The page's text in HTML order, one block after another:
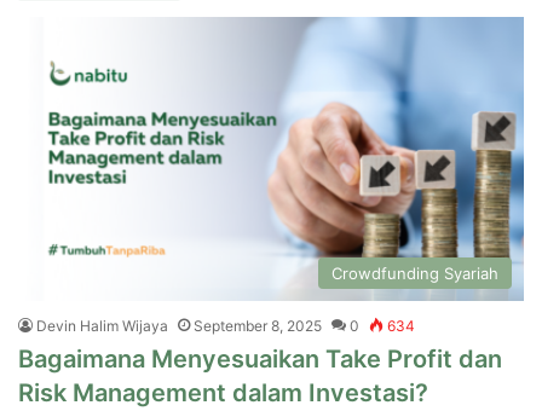
Crowdfunding Syariah
Devin Halim Wijaya September 8, 2025 0 634
Bagaimana Menyesuaikan Take Profit dan
Risk Management dalam Investasi?